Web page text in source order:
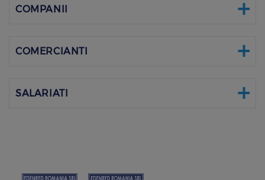
COMPANII
COMERCIANTI
SALARIATI